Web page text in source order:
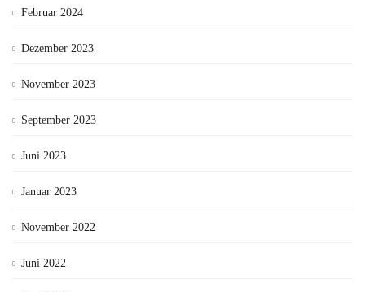
Februar 2024
Dezember 2023
November 2023
September 2023
Juni 2023
Januar 2023
November 2022
Juni 2022